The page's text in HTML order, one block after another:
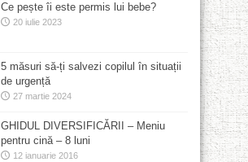
Ce pește îi este permis lui bebe?
20 iulie 2023
5 măsuri să-ți salvezi copilul în situații
de urgență
27 martie 2024
GHIDUL DIVERSIFICĂRII – Meniu
pentru cină – 8 luni
12 ianuarie 2016